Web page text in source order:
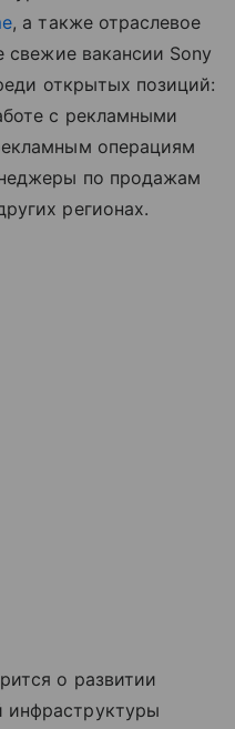
, а также отраслевое
свежие вакансии Sony
открытых позиций:
с рекламными
операциям
по продажам
регионах.
о развитии